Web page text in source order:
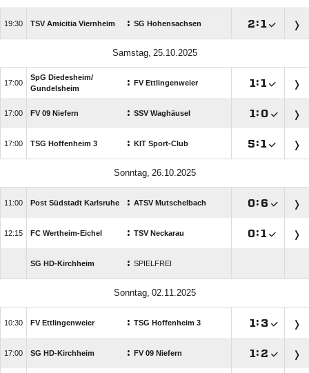
 TSV Amicitia Viernheim : SG Hohensachsen :
 

SpG Diedesheim/​
Gundelsheim
: FV Ettlingenweier  :
 FV 09 Niefern : SSV Waghäusel  : 
 TSG Hoffenheim 3 : KIT Sport-Club :
 
 Post Südstadt Karlsruhe : ATSV Mutschelbach : 
 FC Wertheim-Eichel : TSV Neckarau :
SG HD-Kirchheim : SPIELFREI
 
 FV Ettlingenweier : TSG Hoffenheim 3  : 
 SG HD-Kirchheim : FV 09 Niefern  : 